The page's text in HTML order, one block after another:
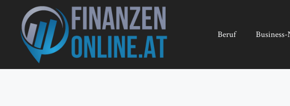
springen
Beruf Business-